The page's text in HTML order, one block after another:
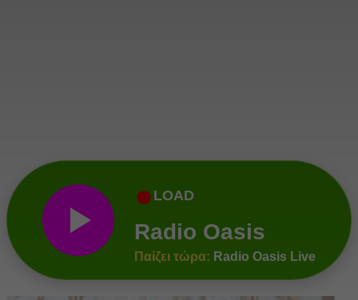
● LOAD
Radio Oasis
Παίζει τώρα: Radio Oasis Live